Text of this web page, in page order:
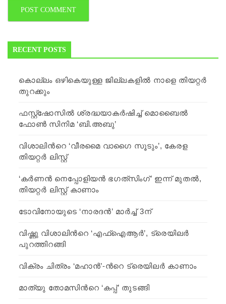
RECENT POSTS
കൊല്ലം ഒഴികെയുള്ള ജില്ലകളില്‍ നാളെ തിയറ്റര്‍
തുറക്കും
ഫസ്റ്റ്ഷോസിൽ ശ്രദ്ധയാകർഷിച്ച് മൊബൈൽ
ഫോൺ സിനിമ ‘ബി.അബു’
വിശാലിന്‍റെ ‘വീരമൈ വാഗൈ സൂടും’, കേരള
തിയറ്റര്‍ ലിസ്റ്റ്
‘കര്‍ണന്‍ നെപ്പോളിയന്‍ ഭഗത്‍സിംഗ്’ ഇന്ന് മുതല്‍,
തിയറ്റര്‍ ലിസ്റ്റ് കാണാം
ടോവിനോയുടെ ‘നാരദന്‍’ മാര്‍ച്ച് 3ന്
വിഷ്ണു വിശാലിന്‍റെ ‘എഫ്ഐആര്‍’, ട്രെയിലര്‍
പുറത്തിറങ്ങി
വിക്രം ചിത്രം ‘മഹാന്‍’-ന്‍റെ ട്രെയിലര്‍ കാണാം
മാത്യു തോമസിന്‍റെ ‘കപ്പ്’ തുടങ്ങി